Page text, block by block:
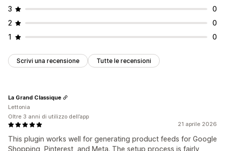
3
0
2
0
1
0
Scrivi una recensione Tutte le recensioni
21 aprile 2026
This plugin works well for generating product feeds for Google
Shopping, Pinterest, and Meta. The setup process is fairly
La Grand Classique
Lettonia
Oltre 3 anni di utilizzo dell’app